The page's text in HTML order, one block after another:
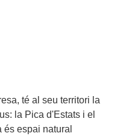
té al seu territori la
la Pica d'Estats i el
és espai natural